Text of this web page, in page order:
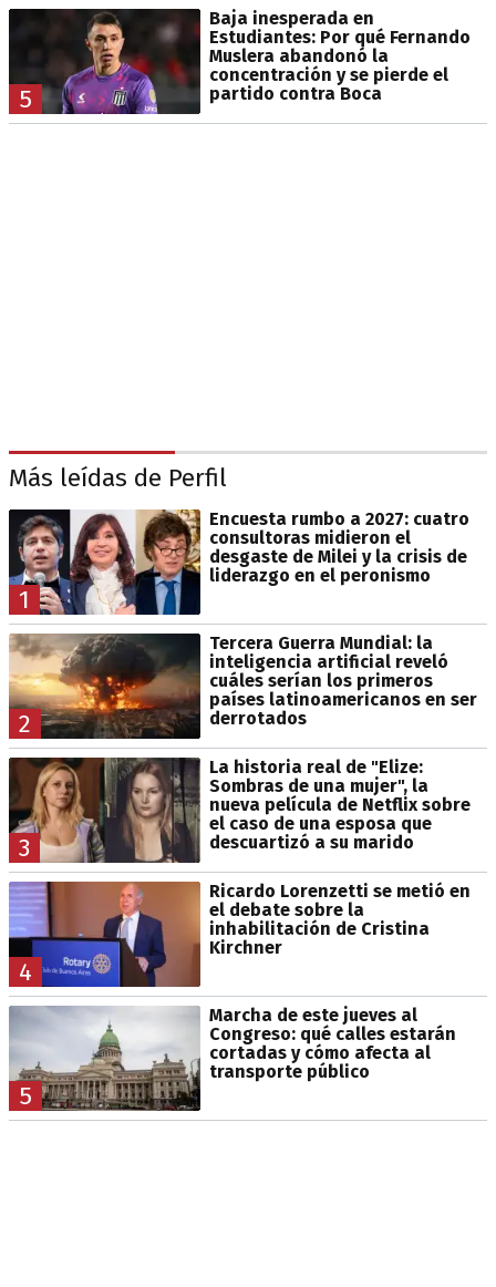
5
Baja inesperada en
Estudiantes: Por qué Fernando
Muslera abandonó la
concentración y se pierde el
partido contra Boca
Más leídas de Perfil
1
Encuesta rumbo a 2027: cuatro
consultoras midieron el
desgaste de Milei y la crisis de
liderazgo en el peronismo
2
Tercera Guerra Mundial: la
inteligencia artificial reveló
cuáles serían los primeros
países latinoamericanos en ser
derrotados
3
La historia real de "Elize:
Sombras de una mujer", la
nueva película de Netflix sobre
el caso de una esposa que
descuartizó a su marido
4
Ricardo Lorenzetti se metió en
el debate sobre la
inhabilitación de Cristina
Kirchner
5
Marcha de este jueves al
Congreso: qué calles estarán
cortadas y cómo afecta al
transporte público